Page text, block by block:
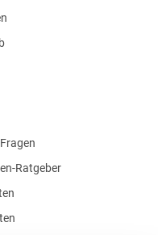
Ratgeber